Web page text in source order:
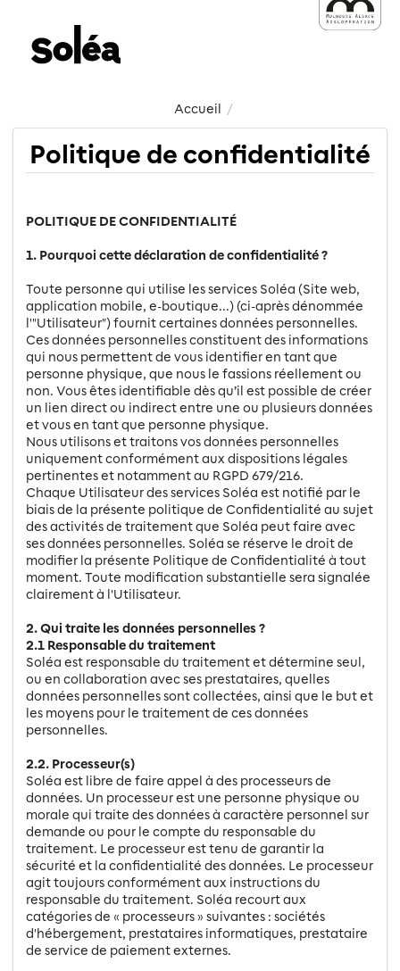
Accueil /
Politique de confidentialité
POLITIQUE DE CONFIDENTIALITÉ
1. Pourquoi cette déclaration de confidentialité ?
Toute personne qui utilise les services Soléa (Site web,
application mobile, e-boutique...) (ci-après dénommée
l'"Utilisateur") fournit certaines données personnelles.
Ces données personnelles constituent des informations
qui nous permettent de vous identifier en tant que
personne physique, que nous le fassions réellement ou
non. Vous êtes identifiable dès qu’il est possible de créer
un lien direct ou indirect entre une ou plusieurs données
et vous en tant que personne physique.
Nous utilisons et traitons vos données personnelles
uniquement conformément aux dispositions légales
pertinentes et notamment au RGPD 679/216.
Chaque Utilisateur des services Soléa est notifié par le
biais de la présente politique de Confidentialité au sujet
des activités de traitement que Soléa peut faire avec
ses données personnelles. Soléa se réserve le droit de
modifier la présente Politique de Confidentialité à tout
moment. Toute modification substantielle sera signalée
clairement à l'Utilisateur.
2. Qui traite les données personnelles ?
2.1 Responsable du traitement
Soléa est responsable du traitement et détermine seul,
ou en collaboration avec ses prestataires, quelles
données personnelles sont collectées, ainsi que le but et
les moyens pour le traitement de ces données
personnelles.
2.2. Processeur(s)
Soléa est libre de faire appel à des processeurs de
données. Un processeur est une personne physique ou
morale qui traite des données à caractère personnel sur
demande ou pour le compte du responsable du
traitement. Le processeur est tenu de garantir la
sécurité et la confidentialité des données. Le processeur
agit toujours conformément aux instructions du
responsable du traitement. Soléa recourt aux
catégories de « processeurs » suivantes : sociétés
d'hébergement, prestataires informatiques, prestataire
de service de paiement externes.